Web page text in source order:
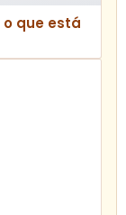
que está